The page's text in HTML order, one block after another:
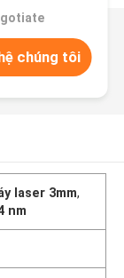
chúng tôi
laser 3mm,
nm